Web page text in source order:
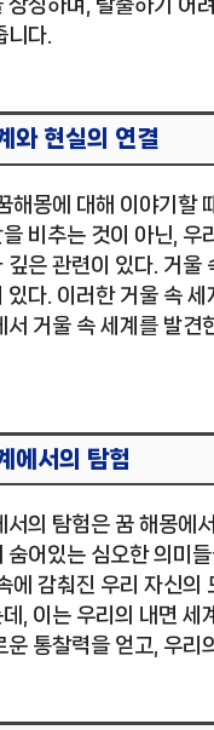
상징하며, 탈출하기 어
니다.
와 현실의 연결
해몽에 대해 이야기할
비추는 것이 아닌, 우
깊은 관련이 있다. 거울
있다. 이러한 거울 속
서 거울 속 세계를 발견
에서의 탐험
서의 탐험은 꿈 해몽에
숨어있는 심오한 의미
에 감춰진 우리 자신의
, 이는 우리의 내면 세
운 통찰력을 얻고, 우리